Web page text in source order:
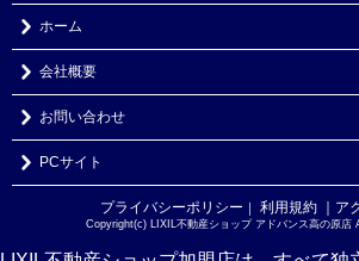
ホーム
会社概要
お問い合わせ
PCサイト
プライバシーポリシー ｜ 利用規約 ｜ア
Copyright(c) LIXIL不動産ショップ アドバンス高の原店